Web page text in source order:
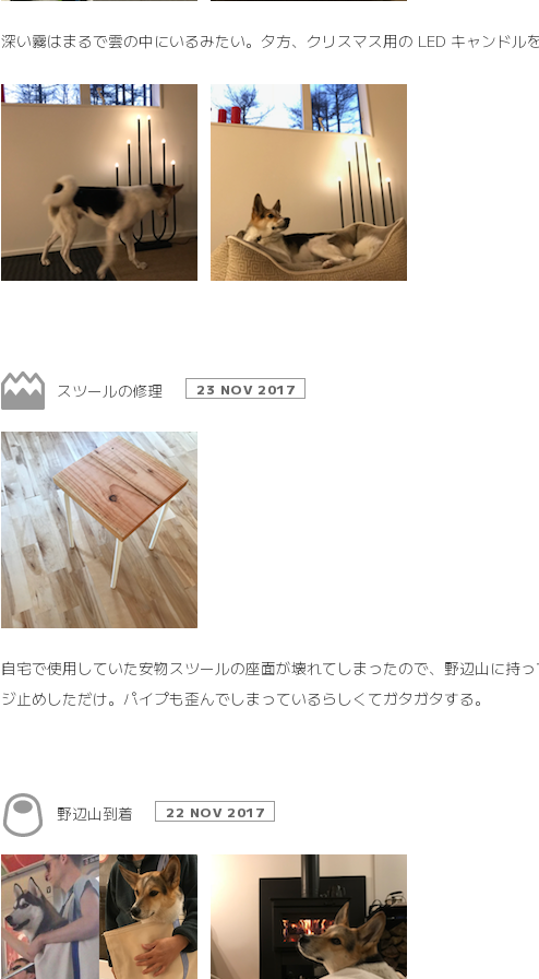
深い霧はまるで雲の中にいるみたい。夕方、クリスマス用の LED キャンドル
スツールの修理 23 NOV 2017
自宅で使用していた安物スツールの座面が壊れてしまったので、野辺山に持
ジ止めしただけ。パイプも歪んでしまっているらしくてガタガタする。
野辺山到着 22 NOV 2017